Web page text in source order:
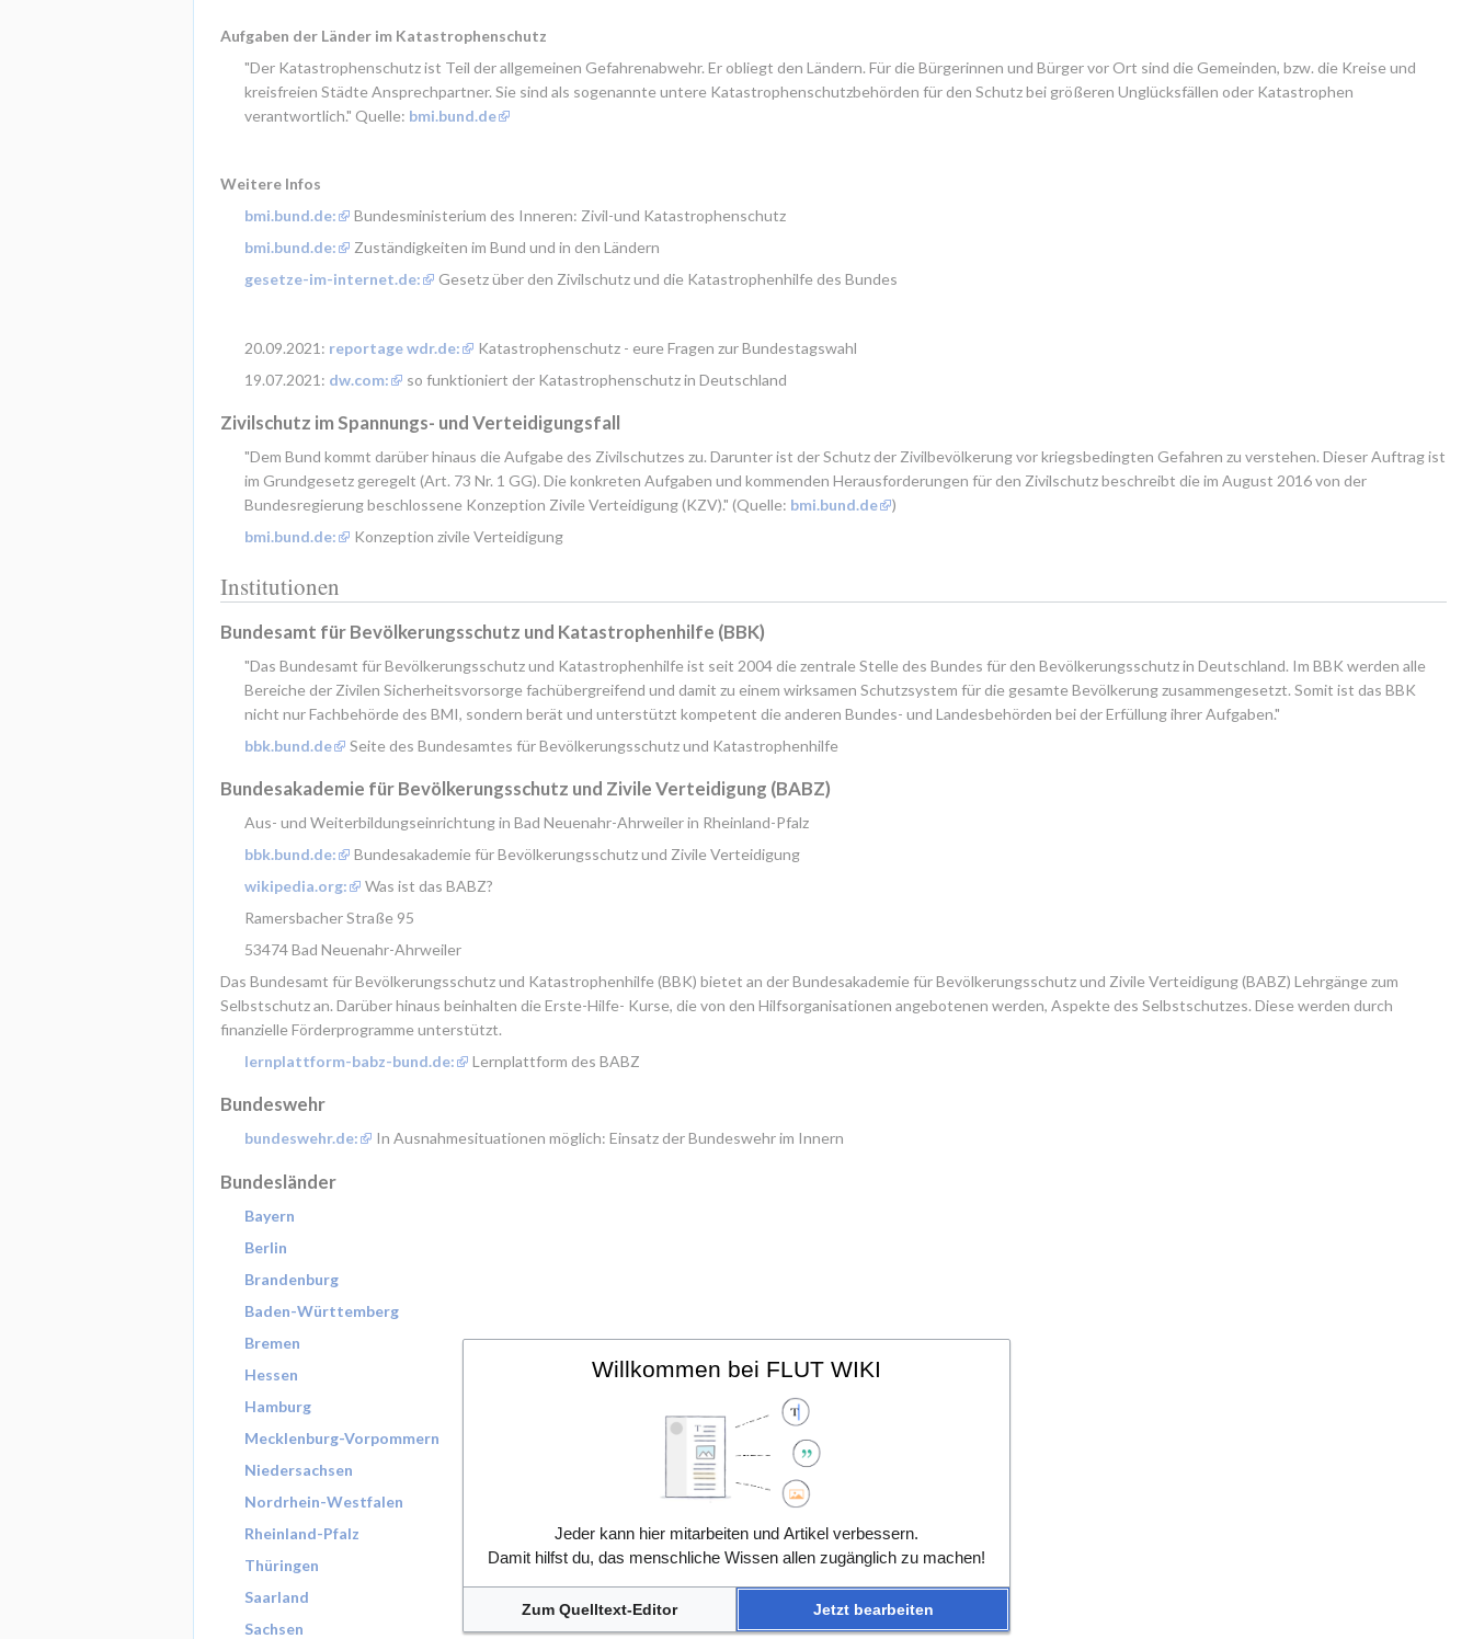
Aufgaben der Länder im Katastrophenschutz
"Der Katastrophenschutz ist Teil der allgemeinen Gefahrenabwehr. Er obliegt den Ländern. Für die Bürgerinnen und Bürger vor Ort sind die Gemeinden, bzw. die Kreise und
kreisfreien Städte Ansprechpartner. Sie sind als sogenannte untere Katastrophenschutzbehörden für den Schutz bei größeren Unglücksfällen oder Katastrophen
verantwortlich." Quelle: bmi.bund.de
Weitere Infos
bmi.bund.de:
Bundesministerium des Inneren: Zivil-und Katastrophenschutz
bmi.bund.de:
Zuständigkeiten im Bund und in den Ländern
gesetze-im-internet.de:
Gesetz über den Zivilschutz und die Katastrophenhilfe des Bundes
20.09.2021: reportage wdr.de:
Katastrophenschutz - eure Fragen zur Bundestagswahl
19.07.2021: dw.com: so funktioniert der Katastrophenschutz in Deutschland
Zivilschutz im Spannungs- und Verteidigungs­fall
"Dem Bund kommt darüber hinaus die Aufgabe des Zivilschutzes zu. Darunter ist der Schutz der Zivilbevölkerung vor kriegsbedingten Gefahren zu verstehen. Dieser Auftrag ist
im Grundgesetz geregelt (Art. 73 Nr. 1 GG). Die konkreten Aufgaben und kommenden Herausforderungen für den Zivilschutz beschreibt die im August 2016 von der
Bundesregierung beschlossene Konzeption Zivile Verteidigung (KZV)." (Quelle: bmi.bund.de
)
bmi.bund.de:
Konzeption zivile Verteidigung
Institutionen
Bundesamt für Bevölkerungsschutz und Katastrophenhilfe (BBK)
"Das Bundesamt für Bevölkerungsschutz und Katastrophenhilfe ist seit 2004 die zentrale Stelle des Bundes für den Bevölkerungsschutz in Deutschland. Im BBK werden alle
Bereiche der Zivilen Sicherheitsvorsorge fachübergreifend und damit zu einem wirksamen Schutzsystem für die gesamte Bevölkerung zusammengesetzt. Somit ist das BBK
nicht nur Fachbehörde des BMI, sondern berät und unterstützt kompetent die anderen Bundes- und Landesbehörden bei der Erfüllung ihrer Aufgaben."
bbk.bund.de
Seite des Bundesamtes für Bevölkerungsschutz und Katastrophenhilfe
Bundesakademie für Bevölkerungsschutz und Zivile Verteidigung (BABZ)
Aus- und Weiterbildungseinrichtung in Bad Neuenahr-Ahrweiler in Rheinland-Pfalz
bbk.bund.de:
Bundesakademie für Bevölkerungsschutz und Zivile Verteidigung
wikipedia.org:
Was ist das BABZ?
Ramersbacher Straße 95
53474 Bad Neuenahr-Ahrweiler
Das Bundesamt für Bevölkerungsschutz und Katastrophenhilfe (BBK) bietet an der Bundesakademie für Bevölkerungsschutz und Zivile Verteidigung (BABZ) Lehrgänge zum
Selbstschutz an. Darüber hinaus beinhalten die Erste-Hilfe- Kurse, die von den Hilfsorganisationen angebotenen werden, Aspekte des Selbstschutzes. Diese werden durch
finanzielle Förderprogramme unterstützt.
lernplattform-babz-bund.de:
Lernplattform des BABZ
Bundeswehr
bundeswehr.de: In Ausnahmesituationen möglich: Einsatz der Bundeswehr im Innern
Bundesländer
Bayern
Berlin
Brandenburg
Baden-Württemberg
Bremen
Hessen
Hamburg
Mecklenburg-Vorpommern
Niedersachsen
Nordrhein-Westfalen
Rheinland-Pfalz
Thüringen
Saarland
Sachsen
Willkommen bei FLUT WIKI
Jeder kann hier mitarbeiten und Artikel verbessern.
Damit hilfst du, das menschliche Wissen allen zugänglich zu machen!
Zum Quelltext-Editor Jetzt bearbeiten